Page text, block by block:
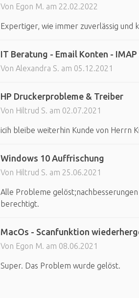
Von Egon M. am 22.02.2022
Expertiger, wie immer zuverlässig und
IT Beratung - Email Konten -
Von Alexandra S. am 05.12.2021
HP Druckerprobleme & Treiber
Von Hiltrud S. am 02.07.2021
icih bleibe weiterhin Kunde von Herrn
Windows 10 Auffrischung
Von Hiltrud S. am 25.06.2021
Alle Probleme
berechtigt.
MacOs - Scanfunktion
Von Egon M. am 08.06.2021
Super. Das Problem wurde gelöst.